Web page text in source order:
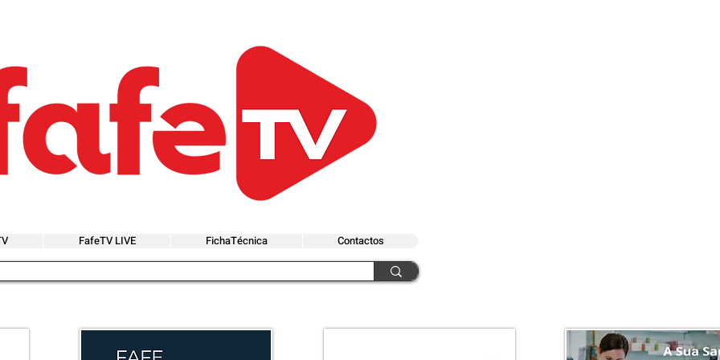
FafeTV LIVE FichaTécnica Contactos